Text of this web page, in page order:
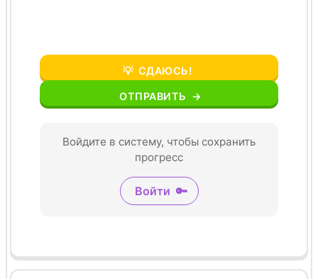
💡 СДАЮСЬ!
ОТПРАВИТЬ →
Войдите в систему, чтобы сохранить
прогресс
Войти 🔑